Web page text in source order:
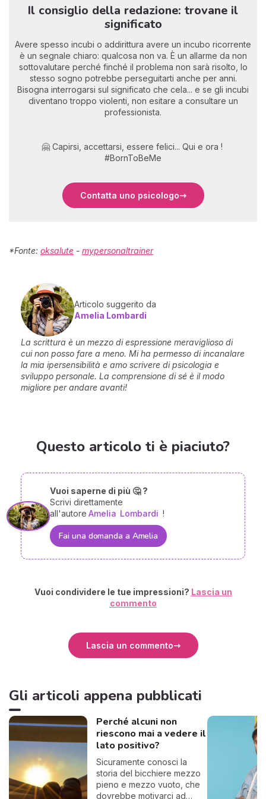
Il consiglio della redazione: trovane il
significato
Avere spesso incubi o addirittura avere un incubo ricorrente
è un segnale chiaro: qualcosa non va. È un allarme da non
sottovalutare perché finché il problema non sarà risolto, lo
stesso sogno potrebbe perseguitarti anche per anni.
Bisogna interrogarsi sul significato che cela... e se gli incubi
diventano troppo violenti, non esitare a consultare un
professionista.
🤗 Capirsi, accettarsi, essere felici... Qui e ora !
#BornToBeMe
Contatta uno psicologo
*Fonte: oksalute - mypersonaltrainer
Articolo suggerito da
Amelia Lombardi
La scrittura è un mezzo di espressione meraviglioso di
cui non posso fare a meno. Mi ha permesso di incanalare
la mia ipersensibilità e amo scrivere di psicologia e
sviluppo personale. La comprensione di sé è il modo
migliore per andare avanti!
Questo articolo ti è piaciuto?
Vuoi saperne di più 🤔 ?
Scrivi direttamente
all'autore Amelia Lombardi !
Fai una domanda a Amelia
Vuoi condividere le tue impressioni? Lascia un
commento
Lascia un commento
Gli articoli appena pubblicati
Perché alcuni non
riescono mai a vedere il
lato positivo?
Sicuramente conosci la
storia del bicchiere mezzo
pieno e mezzo vuoto, che
dovrebbe motivarci ad